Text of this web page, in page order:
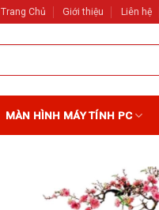
Trang Chủ Giới thiệu Liên hệ
MÀN HÌNH MÁY TÍNH PC